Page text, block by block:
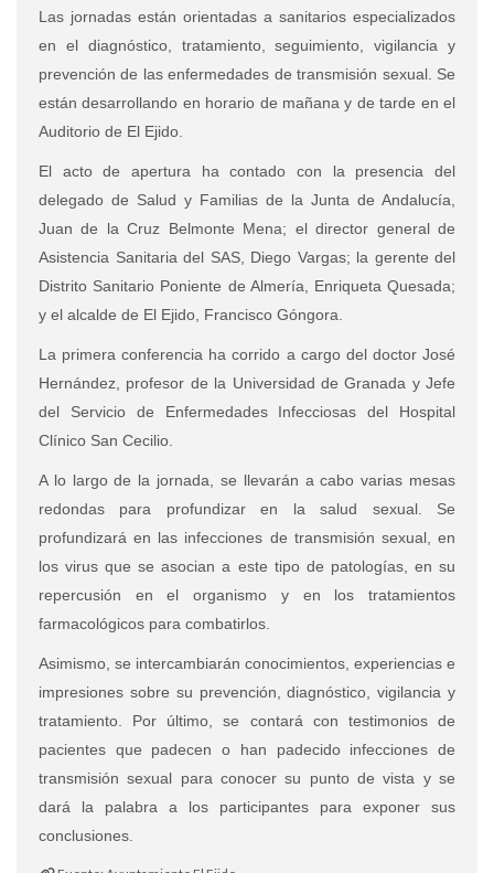
Las jornadas están orientadas a sanitarios especializados
en el diagnóstico, tratamiento, seguimiento, vigilancia y
prevención de las enfermedades de transmisión sexual. Se
están desarrollando en horario de mañana y de tarde en el
Auditorio de El Ejido.
El acto de apertura ha contado con la presencia del
delegado de Salud y Familias de la Junta de Andalucía,
Juan de la Cruz Belmonte Mena; el director general de
Asistencia Sanitaria del SAS, Diego Vargas; la gerente del
Distrito Sanitario Poniente de Almería, Enriqueta Quesada;
y el alcalde de El Ejido, Francisco Góngora.
La primera conferencia ha corrido a cargo del doctor José
Hernández, profesor de la Universidad de Granada y Jefe
del Servicio de Enfermedades Infecciosas del Hospital
Clínico San Cecilio.
A lo largo de la jornada, se llevarán a cabo varias mesas
redondas para profundizar en la salud sexual. Se
profundizará en las infecciones de transmisión sexual, en
los virus que se asocian a este tipo de patologías, en su
repercusión en el organismo y en los tratamientos
farmacológicos para combatirlos.
Asimismo, se intercambiarán conocimientos, experiencias e
impresiones sobre su prevención, diagnóstico, vigilancia y
tratamiento. Por último, se contará con testimonios de
pacientes que padecen o han padecido infecciones de
transmisión sexual para conocer su punto de vista y se
dará la palabra a los participantes para exponer sus
conclusiones.